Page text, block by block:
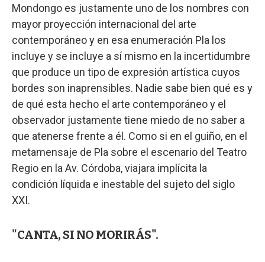
Mondongo es justamente uno de los nombres con
mayor proyección internacional del arte
contemporáneo y en esa enumeración Pla los
incluye y se incluye a sí mismo en la incertidumbre
que produce un tipo de expresión artística cuyos
bordes son inaprensibles. Nadie sabe bien qué es y
de qué esta hecho el arte contemporáneo y el
observador justamente tiene miedo de no saber a
que atenerse frente a él. Como si en el guiño, en el
metamensaje de Pla sobre el escenario del Teatro
Regio en la Av. Córdoba, viajara implícita la
condición líquida e inestable del sujeto del siglo
XXI.
"CANTA, SI NO MORIRÁS".